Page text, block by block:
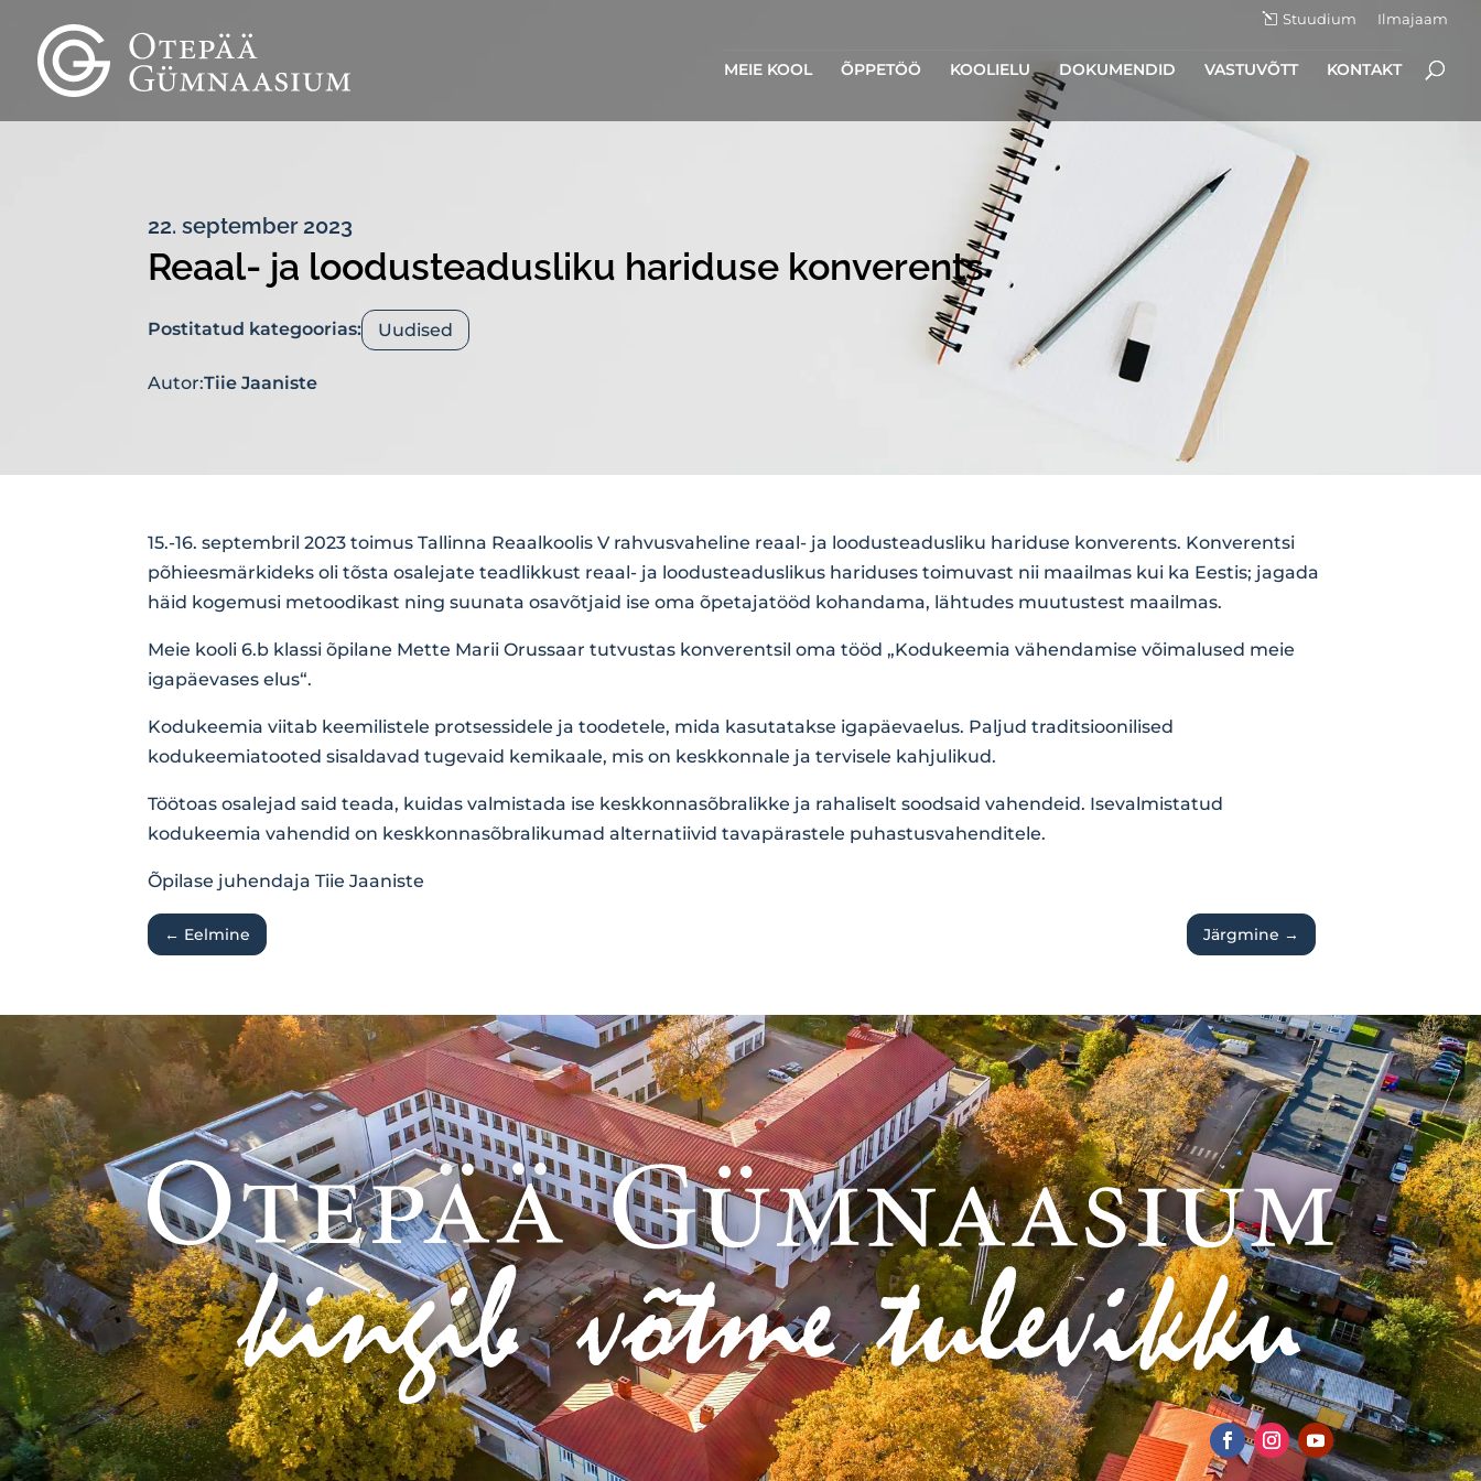
Stuudium Ilmajaam
MEIE KOOL ÕPPETÖÖ KOOLIELU DOKUMENDID VASTUVÕTT KONTAKT
22. september 2023
Reaal- ja loodusteadusliku hariduse konverents
Postitatud kategoorias: Uudised
Autor:Tiie Jaaniste
15.-16. septembril 2023 toimus Tallinna Reaalkoolis V rahvusvaheline reaal- ja loodusteadusliku hariduse konverents. Konverentsi
põhieesmärkideks oli tõsta osalejate teadlikkust reaal- ja loodusteaduslikus hariduses toimuvast nii maailmas kui ka Eestis; jagada
häid kogemusi metoodikast ning suunata osavõtjaid ise oma õpetajatööd kohandama, lähtudes muutustest maailmas.
Meie kooli 6.b klassi õpilane Mette Marii Orussaar tutvustas konverentsil oma tööd „Kodukeemia vähendamise võimalused meie
igapäevases elus“.
Kodukeemia viitab keemilistele protsessidele ja toodetele, mida kasutatakse igapäevaelus. Paljud traditsioonilised
kodukeemiatooted sisaldavad tugevaid kemikaale, mis on keskkonnale ja tervisele kahjulikud.
Töötoas osalejad said teada, kuidas valmistada ise keskkonnasõbralikke ja rahaliselt soodsaid vahendeid. Isevalmistatud
kodukeemia vahendid on keskkonnasõbralikumad alternatiivid tavapärastele puhastusvahenditele.
Õpilase juhendaja Tiie Jaaniste
← Eelmine Järgmine →